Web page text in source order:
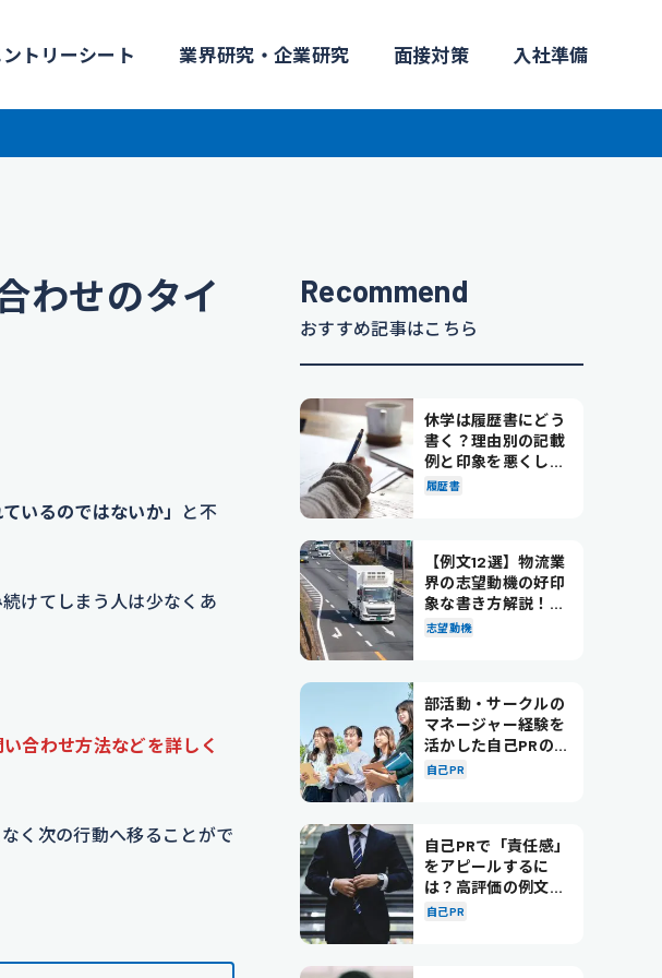
トリーシート 業界研究・企業研究 面接対策 入社準備
わせのタイ
いるのではないか」
と不
けてしまう人は少なくあ
合わせ方法などを詳しく
く次の行動へ移ることがで
Recommend
おすすめ記事はこちら
休学は履歴書にどう
書く？理由別の記載
例と印象を悪くしな
い書き方を解説
履歴書
【例文12選】物流業
界の志望動機の好印
象な書き方解説！パ
ターン別の例文も紹
志望動機
部活動・サークルの
マネージャー経験を
活かした自己PRの書
き方を徹底解説！
自己PR
自己PRで「責任感」
をアピールするに
は？高評価の例文も
紹介！
自己PR